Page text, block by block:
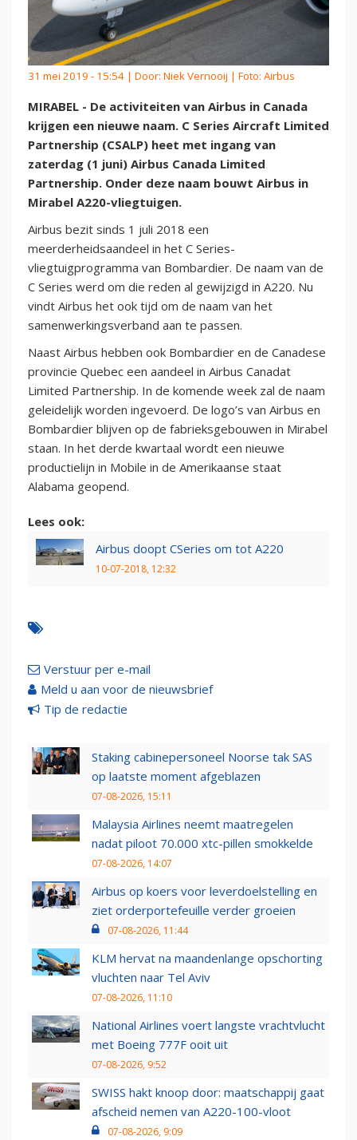
31 mei 2019 - 15:54 | Door: Niek Vernooij | Foto: Airbus
MIRABEL - De activiteiten van Airbus in Canada
krijgen een nieuwe naam. C Series Aircraft Limited
Partnership (CSALP) heet met ingang van
zaterdag (1 juni) Airbus Canada Limited
Partnership. Onder deze naam bouwt Airbus in
Mirabel A220-vliegtuigen.
Airbus bezit sinds 1 juli 2018 een
meerderheidsaandeel in het C Series-
vliegtuigprogramma van Bombardier. De naam van de
C Series werd om die reden al gewijzigd in A220. Nu
vindt Airbus het ook tijd om de naam van het
samenwerkingsverband aan te passen.
Naast Airbus hebben ook Bombardier en de Canadese
provincie Quebec een aandeel in Airbus Canadat
Limited Partnership. In de komende week zal de naam
geleidelijk worden ingevoerd. De logo’s van Airbus en
Bombardier blijven op de fabrieksgebouwen in Mirabel
staan. In het derde kwartaal wordt een nieuwe
productielijn in Mobile in de Amerikaanse staat
Alabama geopend.
Lees ook:
Airbus doopt CSeries om tot A220
10-07-2018, 12:32
Verstuur per e-mail
Meld u aan voor de nieuwsbrief
Tip de redactie
Staking cabinepersoneel Noorse tak SAS
op laatste moment afgeblazen
07-08-2026, 15:11
Malaysia Airlines neemt maatregelen
nadat piloot 70.000 xtc-pillen smokkelde
07-08-2026, 14:07
Airbus op koers voor leverdoelstelling en
ziet orderportefeuille verder groeien
07-08-2026, 11:44
KLM hervat na maandenlange opschorting
vluchten naar Tel Aviv
07-08-2026, 11:10
National Airlines voert langste vrachtvlucht
met Boeing 777F ooit uit
07-08-2026, 9:52
SWISS hakt knoop door: maatschappij gaat
afscheid nemen van A220-100-vloot
07-08-2026, 9:09